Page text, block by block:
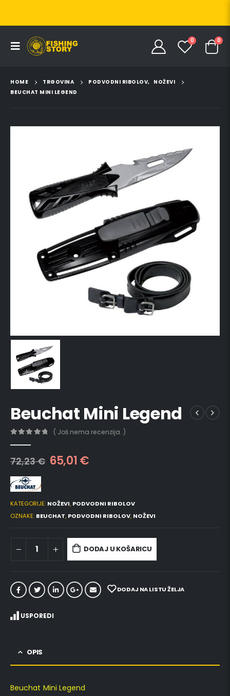
0 0
HOME TRGOVINA PODVODNI RIBOLOV, NOŽEVI
BEUCHAT MINI LEGEND
Beuchat Mini Legend
( Još nema recenzija. )
72,23€ 65,01€
KATEGORIJE: NOŽEVI, PODVODNI RIBOLOV
OZNAKE: BEUCHAT, PODVODNI RIBOLOV, NOŽEVI
DODAJ U KOŠARICU
DODAJ NA LISTU ŽELJA
USPOREDI
OPIS
Beuchat Mini Legend